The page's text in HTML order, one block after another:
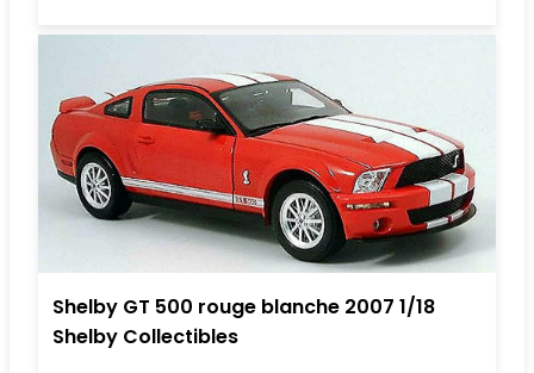
Shelby GT 500 rouge blanche 2007 1/18
Shelby Collectibles